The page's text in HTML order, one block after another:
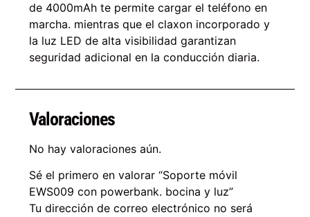
de 4000mAh te permite cargar el teléfono en
marcha. mientras que el claxon incorporado y
la luz LED de alta visibilidad garantizan
seguridad adicional en la conducción diaria.
Valoraciones
No hay valoraciones aún.
Sé el primero en valorar “Soporte móvil
EWS009 con powerbank. bocina y luz”
Tu dirección de correo electrónico no será